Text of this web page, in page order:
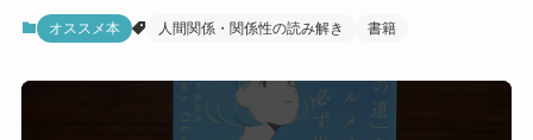
オススメ本 人間関係・関係性の読み解き 書籍